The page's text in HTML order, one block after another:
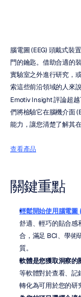
腦電圖 (EEG) 頭戴式裝
門的鑰匙。借助合適的
實驗室之外進行研究，
索這些前沿領域的人來
Emotiv Insight 評論超
們將檢驗它在腦機介面
能力，讓您清楚了解其
查看產品
關鍵重點
輕鬆開始使用腦電圖
舒適、輕巧的貼合感
合，滿足 BCI、學術
質。
軟體是您獲取洞察的
等軟體對於查看、
轉化為可用於您的研